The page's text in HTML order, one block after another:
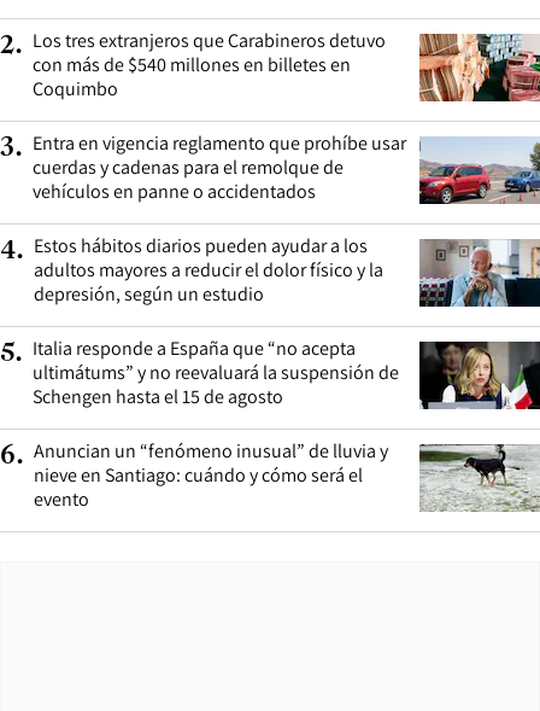
2. Los tres extranjeros que Carabineros detuvo
con más de $540 millones en billetes en
Coquimbo
3. Entra en vigencia reglamento que prohíbe usar
cuerdas y cadenas para el remolque de
vehículos en panne o accidentados
4. Estos hábitos diarios pueden ayudar a los
adultos mayores a reducir el dolor físico y la
depresión, según un estudio
5. Italia responde a España que “no acepta
ultimátums” y no reevaluará la suspensión de
Schengen hasta el 15 de agosto
6. Anuncian un “fenómeno inusual” de lluvia y
nieve en Santiago: cuándo y cómo será el
evento